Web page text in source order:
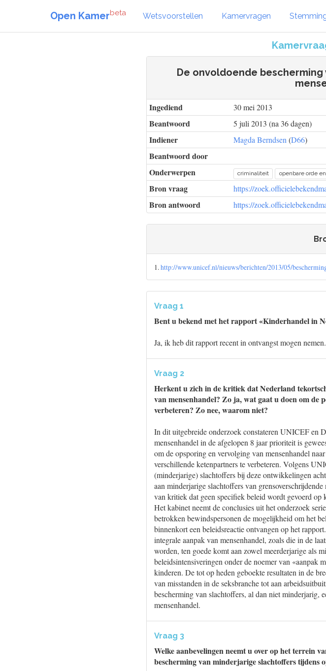
Open Kamerbeta Wetsvoorstellen Kamervragen
De onvoldoende
Ingediend 30 mei 2013
Beantwoord 5 juli 2013 (na 36 dagen)
Indiener Magda Berndsen (D66)
Beantwoord door
Onderwerpen
criminaliteit openbare orde
Bron vraag https://
Bron antwoord https://
1.http://www.unicef.nl/nieuws/berichten/2013/05/
Vraag 1
Bent u bekend met het rapport «Kinderhandel in
Ja, ik heb dit rapport recent in ontvangst mogen nemen.
Vraag 2
Herkent u zich in de kritiek dat Nederland
van mensenhandel? Zo ja, wat gaat u doen om de
verbeteren? Zo nee, waarom niet?
In dit uitgebreide onderzoek constateren UNICEF en
mensenhandel in de afgelopen 8 jaar prioriteit is
om de opsporing en vervolging van mensenhandel
verschillende ketenpartners te verbeteren. Volgens
(minderjarige) slachtoffers bij deze ontwikkelingen
aan minderjarige slachtoffers van
van kritiek dat geen specifiek beleid wordt gevoerd op
Het kabinet neemt de conclusies uit het onderzoek
betrokken bewindspersonen de mogelijkheid om het
binnenkort een beleidsreactie ontvangen op het
integrale aanpak van mensenhandel, zoals die in de
worden, ten goede komt aan zowel meerderjarige als
beleidsintensiveringen onder de noemer van «aanpak
kinderen. De tot op heden geboekte resultaten in de
van misstanden in de seksbranche tot aan
bescherming van slachtoffers, al dan niet minderjarig,
mensenhandel.
Vraag 3
Welke aanbevelingen neemt u over op het terrein
bescherming van minderjarige slachtoffers tijdens